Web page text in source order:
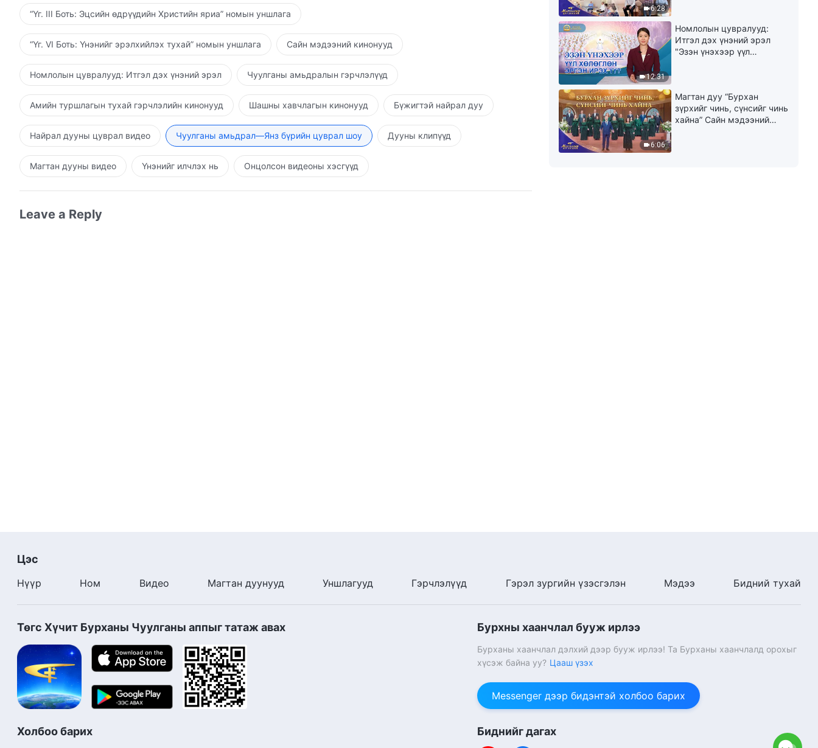
“Үг. III Боть: Эцсийн өдрүүдийн Христийн яриа” номын уншлага
“Үг. VI Боть: Үнэнийг эрэлхийлэх тухай” номын уншлага Сайн мэдээний кинонууд
Номлолын цувралууд: Итгэл дэх үнэний эрэл Чуулганы амьдралын гэрчлэлүүд
Амийн туршлагын тухай гэрчлэлийн кинонууд Шашны хавчлагын кинонууд Бүжигтэй найрал дуу
Найрал дууны цуврал видео Чуулганы амьдрал—Янз бүрийн цуврал шоу Дууны клипүүд
Магтан дууны видео Үнэнийг илчлэх нь Онцолсон видеоны хэсгүүд
Leave a Reply
6:28
12:31
Номлолын цувралууд:
Итгэл дэх үнэний эрэл
"Эзэн үнэхээр үүл
6:06
Магтан дуу “Бурхан
зүрхийг чинь, сүнсийг чинь
хайна” Сайн мэдээний
Цэс
Нүүр Ном Видео Магтан дуунууд Уншлагууд Гэрчлэлүүд Гэрэл зургийн үзэсгэлэн Мэдээ Бидний тухай
Төгс Хүчит Бурханы Чуулганы аппыг татаж авах
Холбоо барих
Бурхны хаанчлал бууж ирлээ
Бурханы хаанчлал дэлхий дээр бууж ирлээ! Та Бурханы хаанчлалд орохыг
хүсэж байна уу? Цааш үзэх
Messenger дээр бидэнтэй холбоо барих
Биднийг дагах